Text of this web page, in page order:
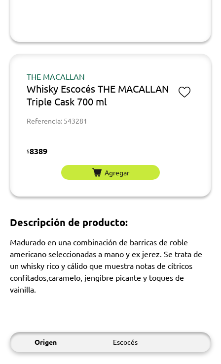
THE MACALLAN
Whisky Escocés THE MACALLAN
Triple Cask 700 ml
Referencia: 543281
$8389
Agregar
Descripción de producto:
Madurado en una combinación de barricas de roble
americano seleccionadas a mano y ex jerez. Se trata de
un whisky rico y cálido que muestra notas de cítricos
confitados,caramelo, jengibre picante y toques de
vainilla.
Origen Escocés